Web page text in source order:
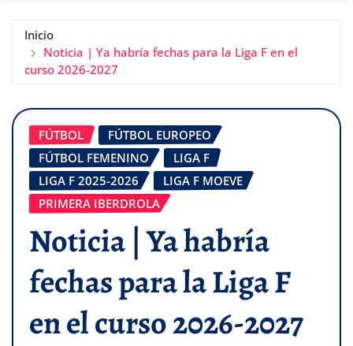
Inicio
Noticia | Ya habría fechas para la Liga F en el
curso 2026-2027
FÚTBOL
FÚTBOL EUROPEO
FÚTBOL FEMENINO
LIGA F
LIGA F 2025-2026
LIGA F MOEVE
PRIMERA IBERDROLA
Noticia | Ya habría
fechas para la Liga F
en el curso 2026-2027